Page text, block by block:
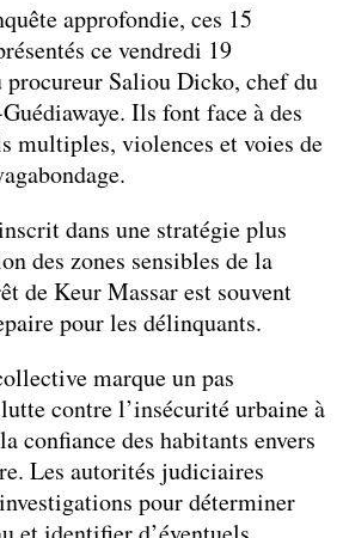
approfondie, ces 15
ce vendredi 19
procureur Saliou Dicko, chef du
Ils font face à des
multiples, violences et voies de
dans une stratégie plus
des zones sensibles de la
de Keur Massar est souvent
pour les délinquants.
marque un pas
contre l’insécurité urbaine à
confiance des habitants envers
Les autorités judiciaires
pour déterminer